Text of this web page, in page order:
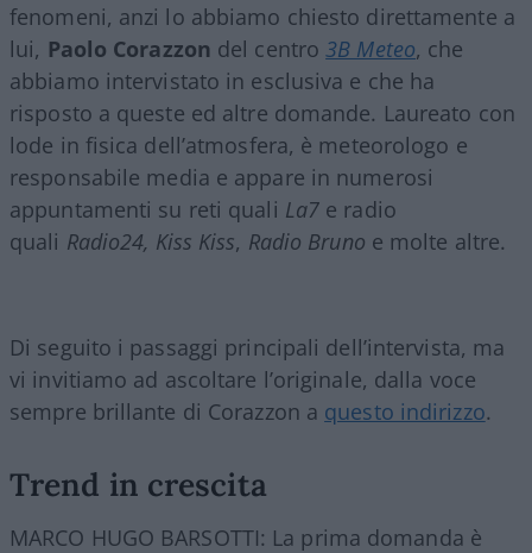
fenomeni, anzi lo abbiamo chiesto direttamente a
lui, Paolo Corazzon del centro3B Meteo, che
abbiamo intervistato in esclusiva e che ha
risposto a queste ed altre domande. Laureato con
lode in fisica dell’atmosfera, è meteorologo e
responsabile media e appare in numerosi
appuntamenti su reti quali La7 e radio
quali Radio24, Kiss Kiss, Radio Bruno e molte altre.
Di seguito i passaggi principali dell’intervista, ma
vi invitiamo ad ascoltare l’originale, dalla voce
sempre brillante di Corazzon a questo indirizzo.
Trend in crescita
MARCO HUGO BARSOTTI: La prima domanda è